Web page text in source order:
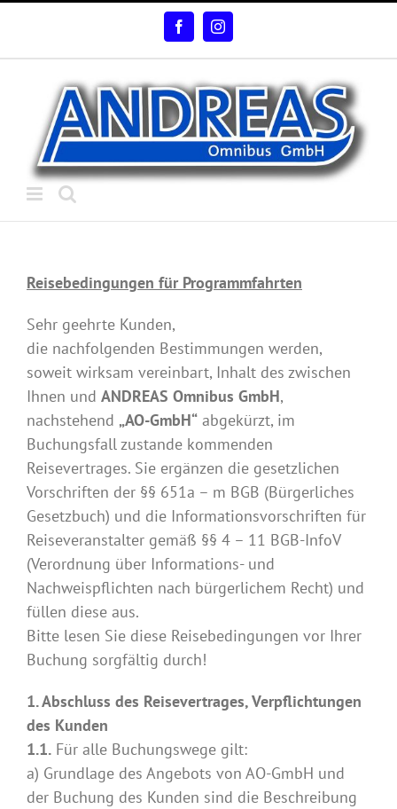
content
FacebookInstagram
Reisebedingungen für Programmfahrten
Sehr geehrte Kunden,
die nachfolgenden Bestimmungen werden,
soweit wirksam vereinbart, Inhalt des zwischen
Ihnen und ANDREAS Omnibus GmbH,
nachstehend „AO-GmbH“ abgekürzt, im
Buchungsfall zustande kommenden
Reisevertrages. Sie ergänzen die gesetzlichen
Vorschriften der §§ 651a – m BGB (Bürgerliches
Gesetzbuch) und die Informationsvorschriften für
Reiseveranstalter gemäß §§ 4 – 11 BGB-InfoV
(Verordnung über Informations- und
Nachweispflichten nach bürgerlichem Recht) und
füllen diese aus.
Bitte lesen Sie diese Reisebedingungen vor Ihrer
Buchung sorgfältig durch!
1. Abschluss des Reisevertrages, Verpflichtungen
des Kunden
1.1. Für alle Buchungswege gilt:
a) Grundlage des Angebots von AO-GmbH und
der Buchung des Kunden sind die Beschreibung